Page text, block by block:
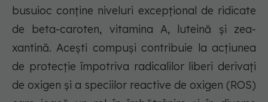
busuioc conține niveluri excepțional de ridicate
de beta-caroten, vitamina A, luteină și zea-
xantină. Acești compuși contribuie la acțiunea
de protecție împotriva radicalilor liberi derivați
de oxigen și a speciilor reactive de oxigen (ROS)